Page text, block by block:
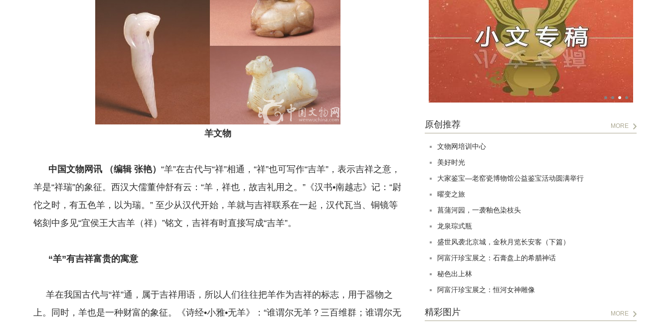
羊文物
中国文物网讯 （编辑 张艳） “羊”在古代与“祥”相通，“祥”也可写作“吉羊”，表示吉祥之意，
羊是“祥瑞”的象征。西汉大儒董仲舒有云：“羊，祥也，故吉礼用之。”《汉书•南越志》记：“尉
佗之时，有五色羊，以为瑞。” 至少从汉代开始，羊就与吉祥联系在一起，汉代瓦当、铜镜等
铭刻中多见“宜侯王大吉羊（祥）”铭文，吉祥有时直接写成“吉羊”。
“羊”有吉祥富贵的寓意
羊在我国古代与“祥”通，属于吉祥用语，所以人们往往把羊作为吉祥的标志，用于器物之
上。同时，羊也是一种财富的象征。《诗经•小雅•无羊》：“谁谓尔无羊？三百维群；谁谓尔无
原创推荐 MORE
文物网培训中心
美好时光
大家鉴宝—老窑瓷博物馆公益鉴宝活动圆满举行
曜变之旅
菖蒲河园，一袭釉色染枝头
龙泉琮式瓶
盛世风袭北京城，金秋月览长安客（下篇）
阿富汗珍宝展之：石膏盘上的希腊神话
秘色出上林
阿富汗珍宝展之：恒河女神雕像
精彩图片 MORE